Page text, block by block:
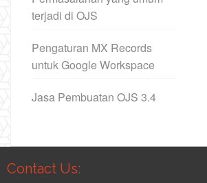
terjadi di OJS
Pengaturan MX Records
untuk Google Workspace
Jasa Pembuatan OJS 3.4
Contact Us: